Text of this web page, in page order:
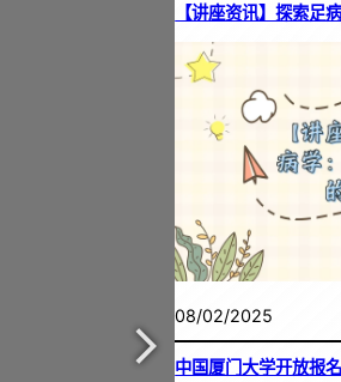
【讲座资讯】探索足
08/02/2025
中国厦门大学开放报名